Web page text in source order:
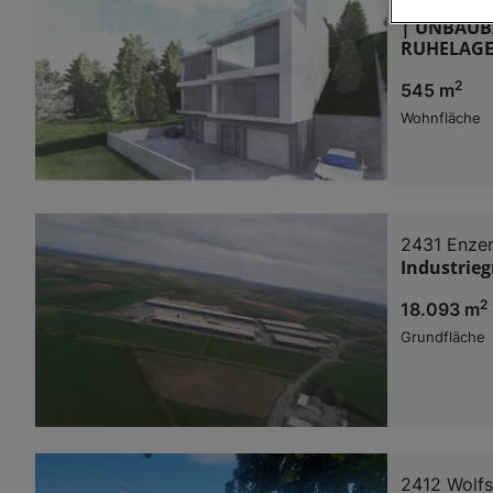
|
545 m2
Wohnfläche
2431
18.093 m2
Grundfläche
2412
Wir und
auf